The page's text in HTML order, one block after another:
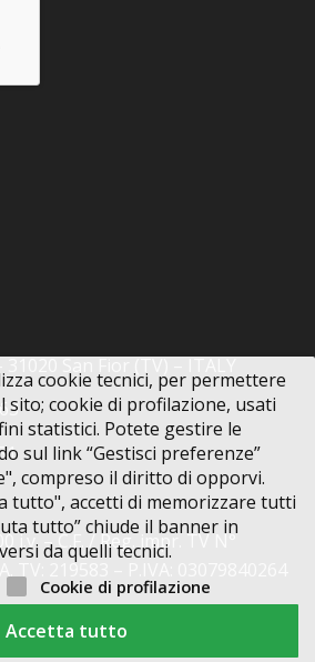
San Fior (TV) – ITALY
i.v. – C.F. / Reg. impr. TV N°
TV: 219583 – P.IVA: 03079840264
cookie tecnici, per permettere
sito; cookie di profilazione, usati
statistici. Potete gestire le
sul link “Gestisci preferenze”
compreso il diritto di opporvi.
tutto", accetti di memorizzare tutti
tutto” chiude il banner in
da quelli tecnici.
Cookie di profilazione
Accetta tutto